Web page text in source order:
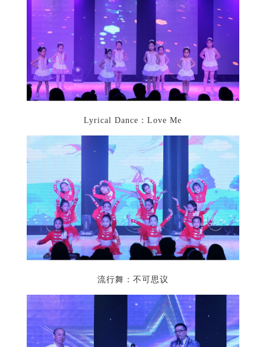
Lyrical Dance：Love Me
流行舞：不可思议